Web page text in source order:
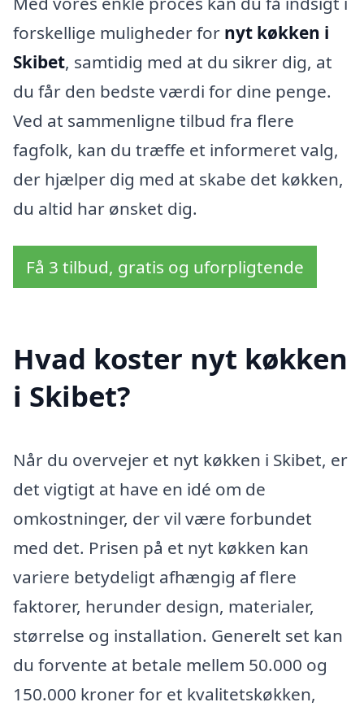
forskellige muligheder for nyt køkken i
Skibet, samtidig med at du sikrer dig, at
du får den bedste værdi for dine penge.
Ved at sammenligne tilbud fra flere
fagfolk, kan du træffe et informeret valg,
der hjælper dig med at skabe det køkken,
du altid har ønsket dig.
Få 3 tilbud, gratis og uforpligtende
Hvad koster nyt køkken
i Skibet?
Når du overvejer et nyt køkken i Skibet, er
det vigtigt at have en idé om de
omkostninger, der vil være forbundet
med det. Prisen på et nyt køkken kan
variere betydeligt afhængig af flere
faktorer, herunder design, materialer,
størrelse og installation. Generelt set kan
du forvente at betale mellem 50.000 og
150.000 kroner for et kvalitetskøkken,